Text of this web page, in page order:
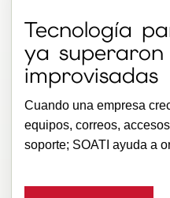
Tecnología
ya superaron
improvisadas
Cuando una empresa
equipos, correos,
soporte; SOATI ayuda a